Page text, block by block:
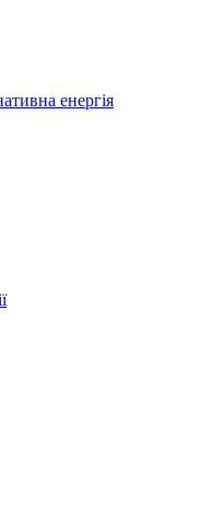
енергія